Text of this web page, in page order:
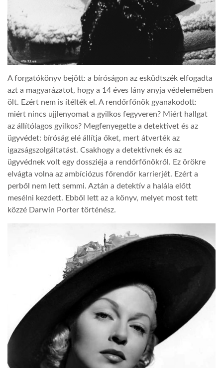
A forgatókönyv bejött: a bíróságon az esküdtszék elfogadta
azt a magyarázatot, hogy a 14 éves lány anyja védelemében
ölt. Ezért nem is ítélték el. A rendőrfőnök gyanakodott:
miért nincs ujjlenyomat a gyilkos fegyveren? Miért hallgat
az állítólagos gyilkos? Megfenyegette a detektívet és az
ügyvédet: bíróság elé állítja őket, mert átverték az
igazságszolgáltatást. Csakhogy a detektívnek és az
ügyvédnek volt egy dossziéja a rendőrfőnökről. Ez örökre
elvágta volna az ambíciózus főrendőr karrierjét. Ezért a
perből nem lett semmi. Aztán a detektív a halála előtt
mesélni kezdett. Ebből lett az a könyv, melyet most tett
közzé Darwin Porter történész.